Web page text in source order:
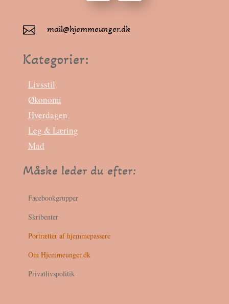
 mail@hjemmeunger.dk
Kategorier:
Livsstil
Økonomi
Hverdagen
Leg & Læring
Mad
Måske leder du efter:
Facebookgrupper
Skribenter
Portrætter af hjemmepassere
Om Hjemmeunger.dk
Privatlivspolitik